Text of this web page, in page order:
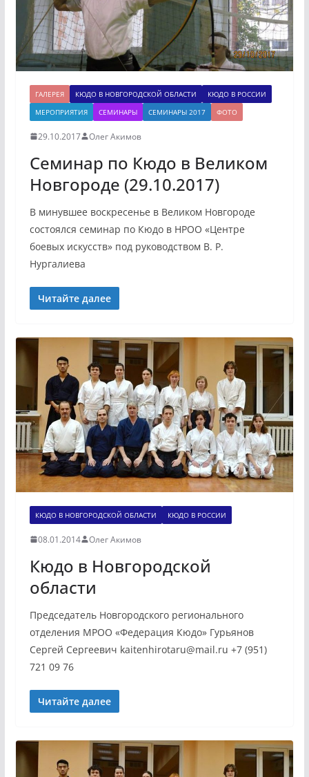
ГАЛЕРЕЯ КЮДО В НОВГОРОДСКОЙ ОБЛАСТИ
КЮДО В РОССИИ
МЕРОПРИЯТИЯ
СЕМИНАРЫ СЕМИНАРЫ 2017 ФОТО
29.10.2017 Олег Акимов
Семинар по Кюдо в Великом
Новгороде (29.10.2017)
В минувшее воскресенье в Великом Новгороде
состоялся семинар по Кюдо в НРОО «Центре
боевых искусств» под руководством В. Р.
Нургалиева
Читайте далее
КЮДО В НОВГОРОДСКОЙ ОБЛАСТИ КЮДО В РОССИИ
08.01.2014 Олег Акимов
Кюдо в Новгородской
области
Председатель Новгородского регионального
отделения МРОО «Федерация Кюдо» Гурьянов
Сергей Сергеевич kaitenhirotaru@mail.ru +7 (951)
721 09 76
Читайте далее